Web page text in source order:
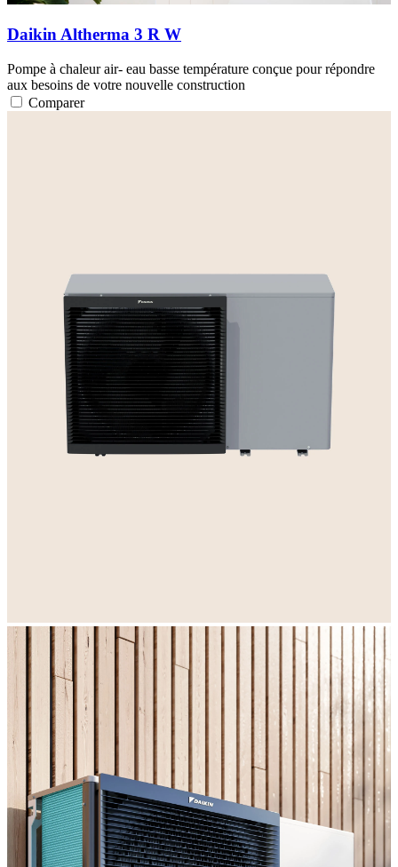
Daikin Altherma 3 R W
Pompe à chaleur air- eau basse température conçue pour répondre
aux besoins de votre nouvelle construction
Comparer